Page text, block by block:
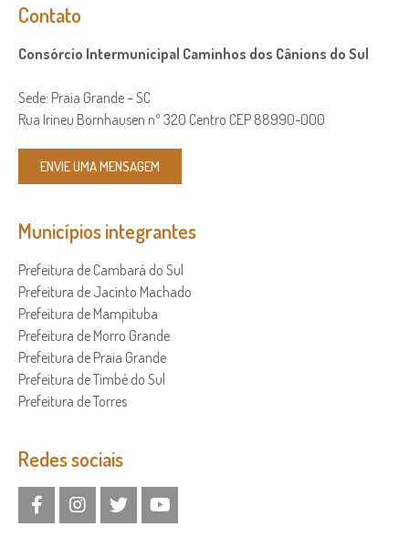
Contato
Consórcio Intermunicipal Caminhos dos Cânions do Sul
Sede: Praia Grande – SC
Rua Irineu Bornhausen nº 320 Centro CEP 88990-000
ENVIE UMA MENSAGEM
Municípios integrantes
Prefeitura de Cambará do Sul
Prefeitura de Jacinto Machado
Prefeitura de Mampituba
Prefeitura de Morro Grande
Prefeitura de Praia Grande
Prefeitura de Timbé do Sul
Prefeitura de Torres
Redes sociais